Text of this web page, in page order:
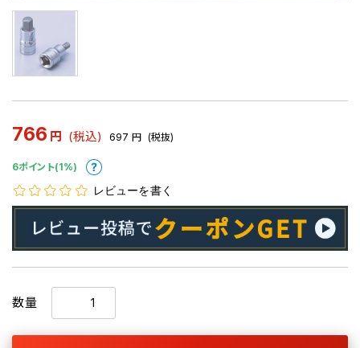
766 円 (税込) 697 円 (税抜)
6ポイント(1%)
レビューを書く
数量